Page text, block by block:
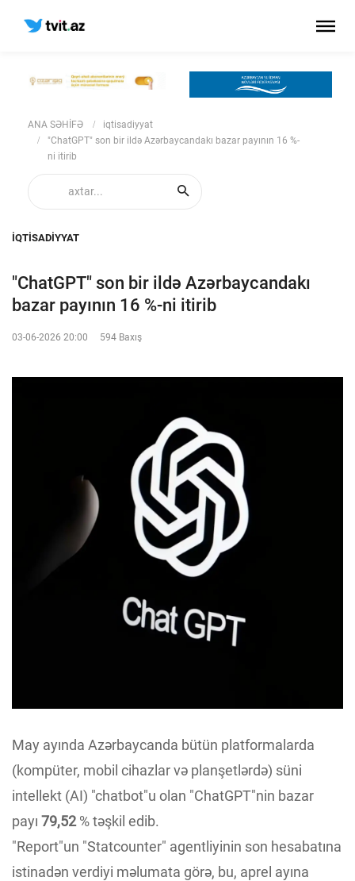
ANA SƏHİFƏ
iqtisadiyyat
"ChatGPT" son bir ildə Azərbaycandakı bazar payının 16 %-
ni itirib
IQTISADIYYAT
"ChatGPT" son bir ildə Azərbaycandakı
bazar payının 16 %-ni itirib
03-06-2026 20:00 594 Baxış
May ayında Azərbaycanda bütün platformalarda
(kompüter, mobil cihazlar və planşetlərdə) süni
intellekt (AI) "chatbot"u olan "ChatGPT"nin bazar
payı 79,52% təşkil edib.
"Report"un "Statcounter" agentliyinin son hesabatına
istinadən verdiyi məlumata görə, bu, aprel ayına